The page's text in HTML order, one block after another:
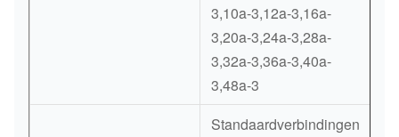
3,10a-3,12a-3,16a-
3,20a-3,24a-3,28a-
3,32a-3,36a-3,40a-
3,48a-3
Standaardverbindingen